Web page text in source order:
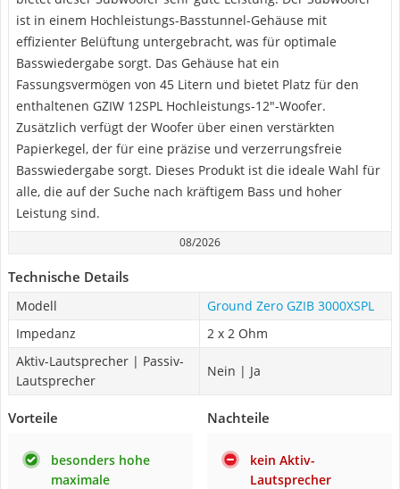
ist in einem Hochleistungs-Basstunnel-Gehäuse mit
effizienter Belüftung untergebracht, was für optimale
Basswiedergabe sorgt. Das Gehäuse hat ein
Fassungsvermögen von 45 Litern und bietet Platz für den
enthaltenen GZIW 12SPL Hochleistungs-12"-Woofer.
Zusätzlich verfügt der Woofer über einen verstärkten
Papierkegel, der für eine präzise und verzerrungsfreie
Basswiedergabe sorgt. Dieses Produkt ist die ideale Wahl für
alle, die auf der Suche nach kräftigem Bass und hoher
Leistung sind.
08/2026
Technische Details
Modell
Ground Zero GZIB 3000XSPL
Impedanz
2 x 2 Ohm
Aktiv-Lautsprecher | Passiv-
Lautsprecher
Nein | Ja
Vorteile
besonders hohe
maximale
Nachteile
kein Aktiv-
Lautsprecher